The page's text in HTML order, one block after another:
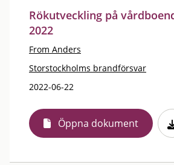
Rökutveckling på
2022
From Anders
Storstockholms brandförsvar
2022-06-22
Öppna dokument